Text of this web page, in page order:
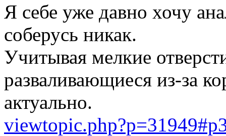
Я себе уже давно хочу
соберусь никак.
Учитывая мелкие
разваливающиеся из-за
актуально.